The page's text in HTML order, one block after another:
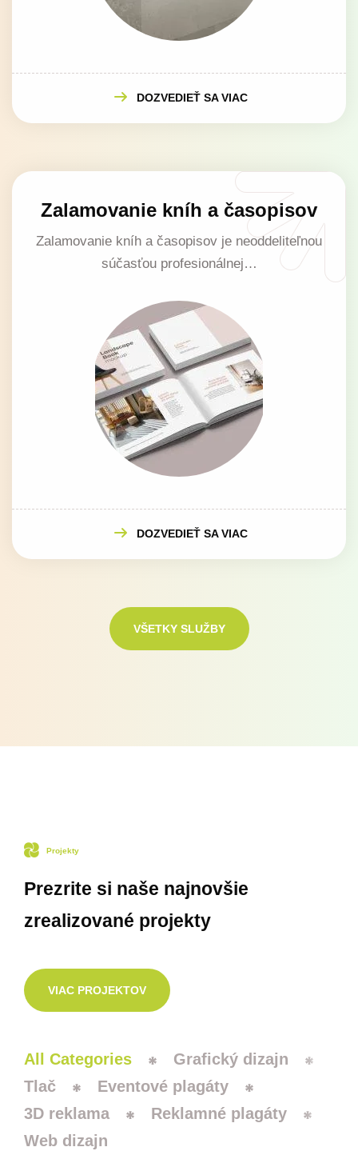
DOZVEDIEŤ SA VIAC
Zalamovanie kníh a časopisov
Zalamovanie kníh a časopisov je neoddeliteľnou
súčasťou profesionálnej…
DOZVEDIEŤ SA VIAC
VŠETKY SLUŽBY
Projekty
Prezrite si naše najnovšie
zrealizované projekty
VIAC PROJEKTOV
All Categories
Grafický dizajn
Tlač
Eventové plagáty
3D reklama
Reklamné plagáty
Web dizajn